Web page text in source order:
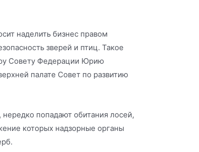
наделить бизнес правом
зверей и птиц. Такое
Совету Федерации Юрию
палате Совет по развитию
попадают обитания лосей,
которых надзорные органы